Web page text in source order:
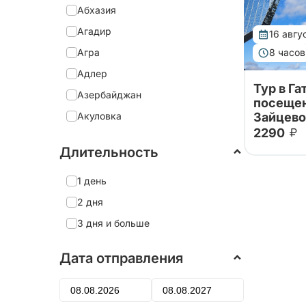
Абхазия
Агадир
Агра
Адлер
Азербайджан
Акуловка
Александро-Невская Лавра
Александров
Александровский дворец
Алеховщина
Алтай
Алушта
Длительность
1 день
2 дня
3 дня и больше
Дата отправления
16
8 часов
Увидим
которые
Тур в
Зайцево
2290